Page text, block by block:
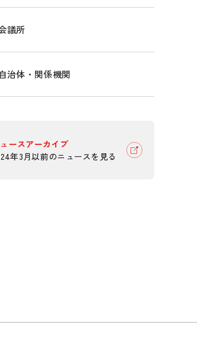
議所
治体・関係機関
ースアーカイブ
年3月以前のニュースを見る